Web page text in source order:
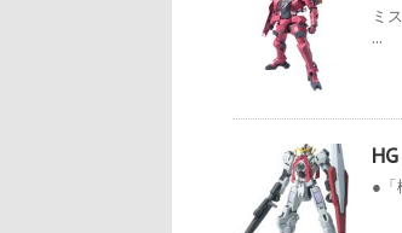
ミ
...
●「